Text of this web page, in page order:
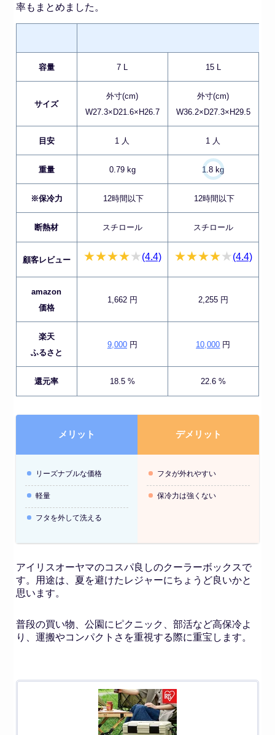
率もまとめました。
容量 7 L 15 L
サイズ
外寸(cm)
W27.3×D21.6×H26.7
外寸(cm)
W36.2×D27.3×H29.5
目安 1 人 1 人
重量 0.79 kg 1.8 kg
※保冷力 12時間以下 12時間以下
断熱材 スチロール スチロール
顧客レビュー (4.4) (4.4)
amazon
価格
1,662 円 2,255 円
楽天
ふるさと
9,000円 10,000 円
還元率 18.5 % 22.6 %
メリット
リーズナブルな価格
軽量
フタを外して洗える
デメリット
フタが外れやすい
保冷力は強くない
アイリスオーヤマのコスパ良しのクーラーボックスで
す。用途は、夏を避けたレジャーにちょうど良いかと
思います。
普段の買い物、公園にピクニック、部活など高保冷よ
り、運搬やコンパクトさを重視する際に重宝します。